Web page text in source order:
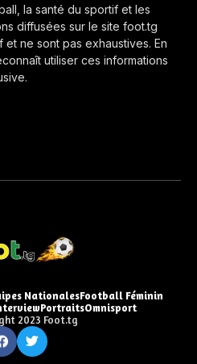
la santé du sportif et les
diffusées sur le site foot.tg
ne sont pas exhaustives. En
utiliser ces informations
NationalesFootball Féminin
PortraitsOmnisport
2023 Foot.tg